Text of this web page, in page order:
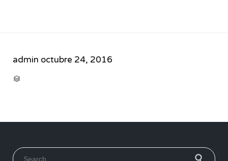
admin octubre 24, 2016

Search for: